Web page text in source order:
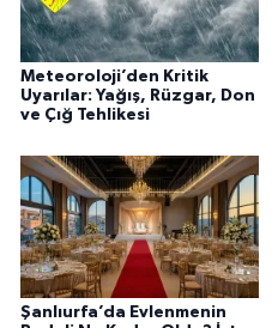
Meteoroloji’den Kritik
Uyarılar: Yağış, Rüzgar, Don
ve Çığ Tehlikesi
Şanlıurfa’da Evlenmenin